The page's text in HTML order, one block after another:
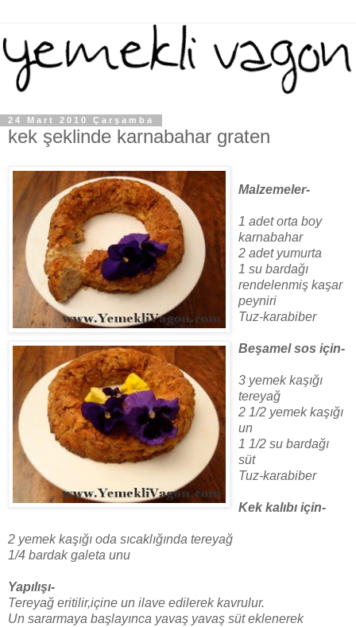
24 Mart 2010 Çarşamba
kek şeklinde karnabahar graten
Malzemeler-
1 adet orta boy
karnabahar
2 adet yumurta
1 su bardağı
rendelenmiş kaşar
peyniri
Tuz-karabiber
Beşamel sos için-
3 yemek kaşığı
tereyağ
2 1/2 yemek kaşığı
un
1 1/2 su bardağı
süt
Tuz-karabiber
Kek kalıbı için-
2 yemek kaşığı oda sıcaklığında tereyağ
1/4 bardak galeta unu
Yapılışı-
Tereyağ eritilir,içine un ilave edilerek kavrulur.
Un sararmaya başlayınca yavaş yavaş süt eklenerek